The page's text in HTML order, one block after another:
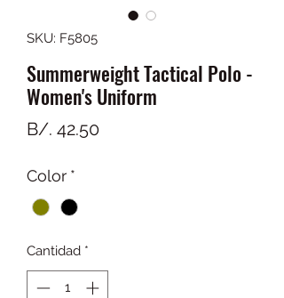
SKU: F5805
Summerweight Tactical Polo -
Women's Uniform
B/. 42.50Precio
Color *
Cantidad *